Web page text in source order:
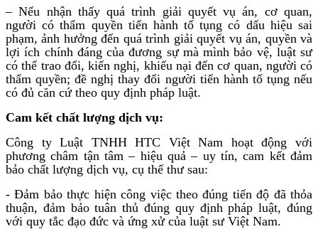
– Nếu nhận thấy quá trình giải quyết vụ án, cơ quan,
người có thẩm quyền tiến hành tố tụng có dấu hiệu sai
phạm, ảnh hưởng đến quá trình giải quyết vụ án, quyền và
lợi ích chính đáng của đương sự mà mình bảo vệ, luật sư
có thể trao đổi, kiến nghị, khiếu nại đến cơ quan, người có
thẩm quyền; đề nghị thay đổi người tiến hành tố tụng nếu
có đủ căn cứ theo quy định pháp luật.
Cam kết chất lượng dịch vụ:
Công ty Luật TNHH HTC Việt Nam hoạt động với
phương châm tận tâm – hiệu quả – uy tín, cam kết đảm
bảo chất lượng dịch vụ, cụ thể thư sau:
- Đảm bảo thực hiện công việc theo đúng tiến độ đã thỏa
thuận, đảm bảo tuân thủ đúng quy định pháp luật, đúng
với quy tắc đạo đức và ứng xử của luật sư Việt Nam.